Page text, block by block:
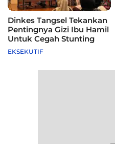
Dinkes Tangsel Tekankan
Pentingnya Gizi Ibu Hamil
Untuk Cegah Stunting
EKSEKUTIF